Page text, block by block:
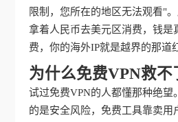
限制，您所在的地区无法观看"
拿着人民币去美元区消费，钱
费，你的海外IP就是越界的那道
为什么免费VPN救不
试过免费VPN的人都懂那种绝
的是安全风险，免费工具靠卖